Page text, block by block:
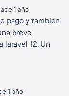
1 año
pago y también
breve
laravel 12. Un
1 año